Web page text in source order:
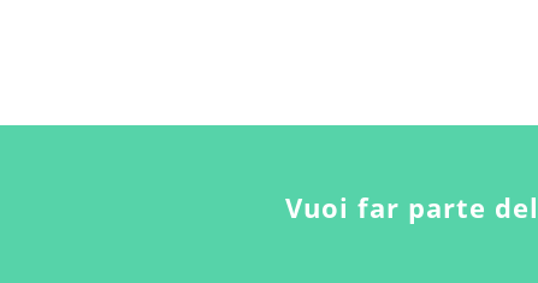
Vuoi far parte